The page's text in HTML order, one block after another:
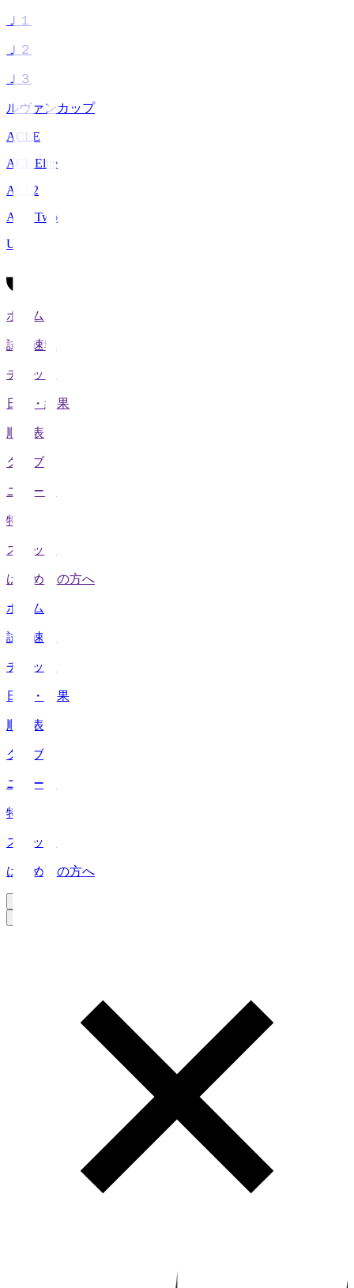
Ｊ１
Ｊ２
Ｊ３
ルヴァンカップ
ACLE
ACL Elite
ACL2
ACL Two
U-21
ホーム
試合速報
チケット
日程・結果
順位表
クラブ
ニュース
特集
スタッツ
はじめての方へ
ホーム
試合速報
チケット
日程・結果
順位表
クラブ
ニュース
特集
スタッツ
はじめての方へ